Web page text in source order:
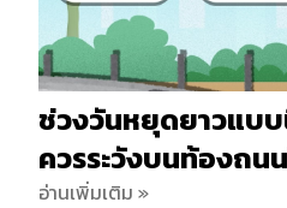
ช่วงวันหยุดยาวแบบ
ควรระวังบนท้องถน
อ่านเพิ่มเติม »